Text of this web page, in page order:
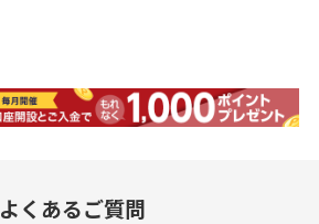
よくあるご質問